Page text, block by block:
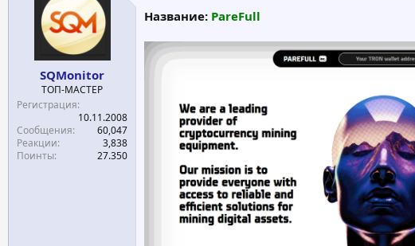
а
л
а
SQMonitor
ТОП-МАСТЕР
Регистрация
10.11.2008
Сообщения
60,047
Реакции
3,838
Поинты
27.350
Название: PareFull